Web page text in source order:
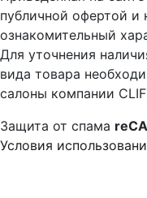
публичной офертой
ознакомительный
Для уточнения
вида товара
салоны компании
Защита от спама
Условия